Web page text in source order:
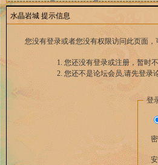
水晶岩城 提示信息
您没有登录或者您没有权限访问此页面
您还没有登录或注册，暂时
您还不是论坛会员,请先登录
登